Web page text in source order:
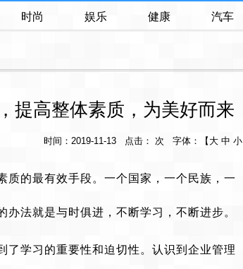
时尚 娱乐 健康 汽车
提高整体素质，为美好而来
时间：2019-11-13 点击： 次 字体：【 大 中 小
质的最有效手段。一个国家，一个民族，一
法就是与时俱进，不断学习，不断进步。
了学习的重要性和迫切性。认识到企业管理